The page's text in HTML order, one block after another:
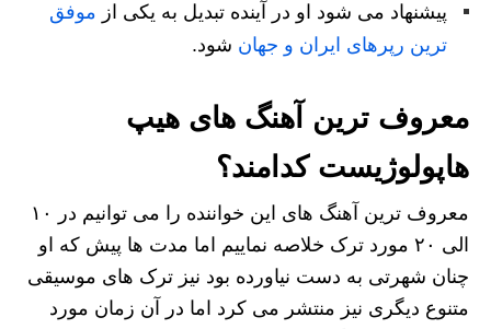
پیشنهاد می شود او در آینده تبدیل به یکی از موفق
ترین رپرهای ایران و جهان شود.
معروف ترین آهنگ های هیپ
هاپولوژیست کدامند؟
معروف ترین آهنگ های این خواننده را می توانیم در ۱۰
الی ۲۰ مورد ترک خلاصه نماییم اما مدت ها پیش که او
چنان شهرتی به دست نیاورده بود نیز ترک های موسیقی
متنوع دیگری نیز منتشر می‌ کرد اما در آن زمان مورد